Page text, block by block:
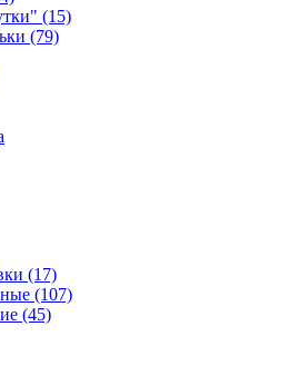
(15)
(79)
(17)
(107)
(45)